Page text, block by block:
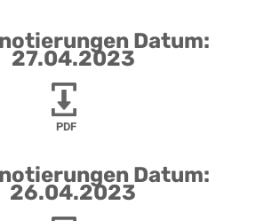
Datum:
27.04.2023
PDF
Datum:
26.04.2023